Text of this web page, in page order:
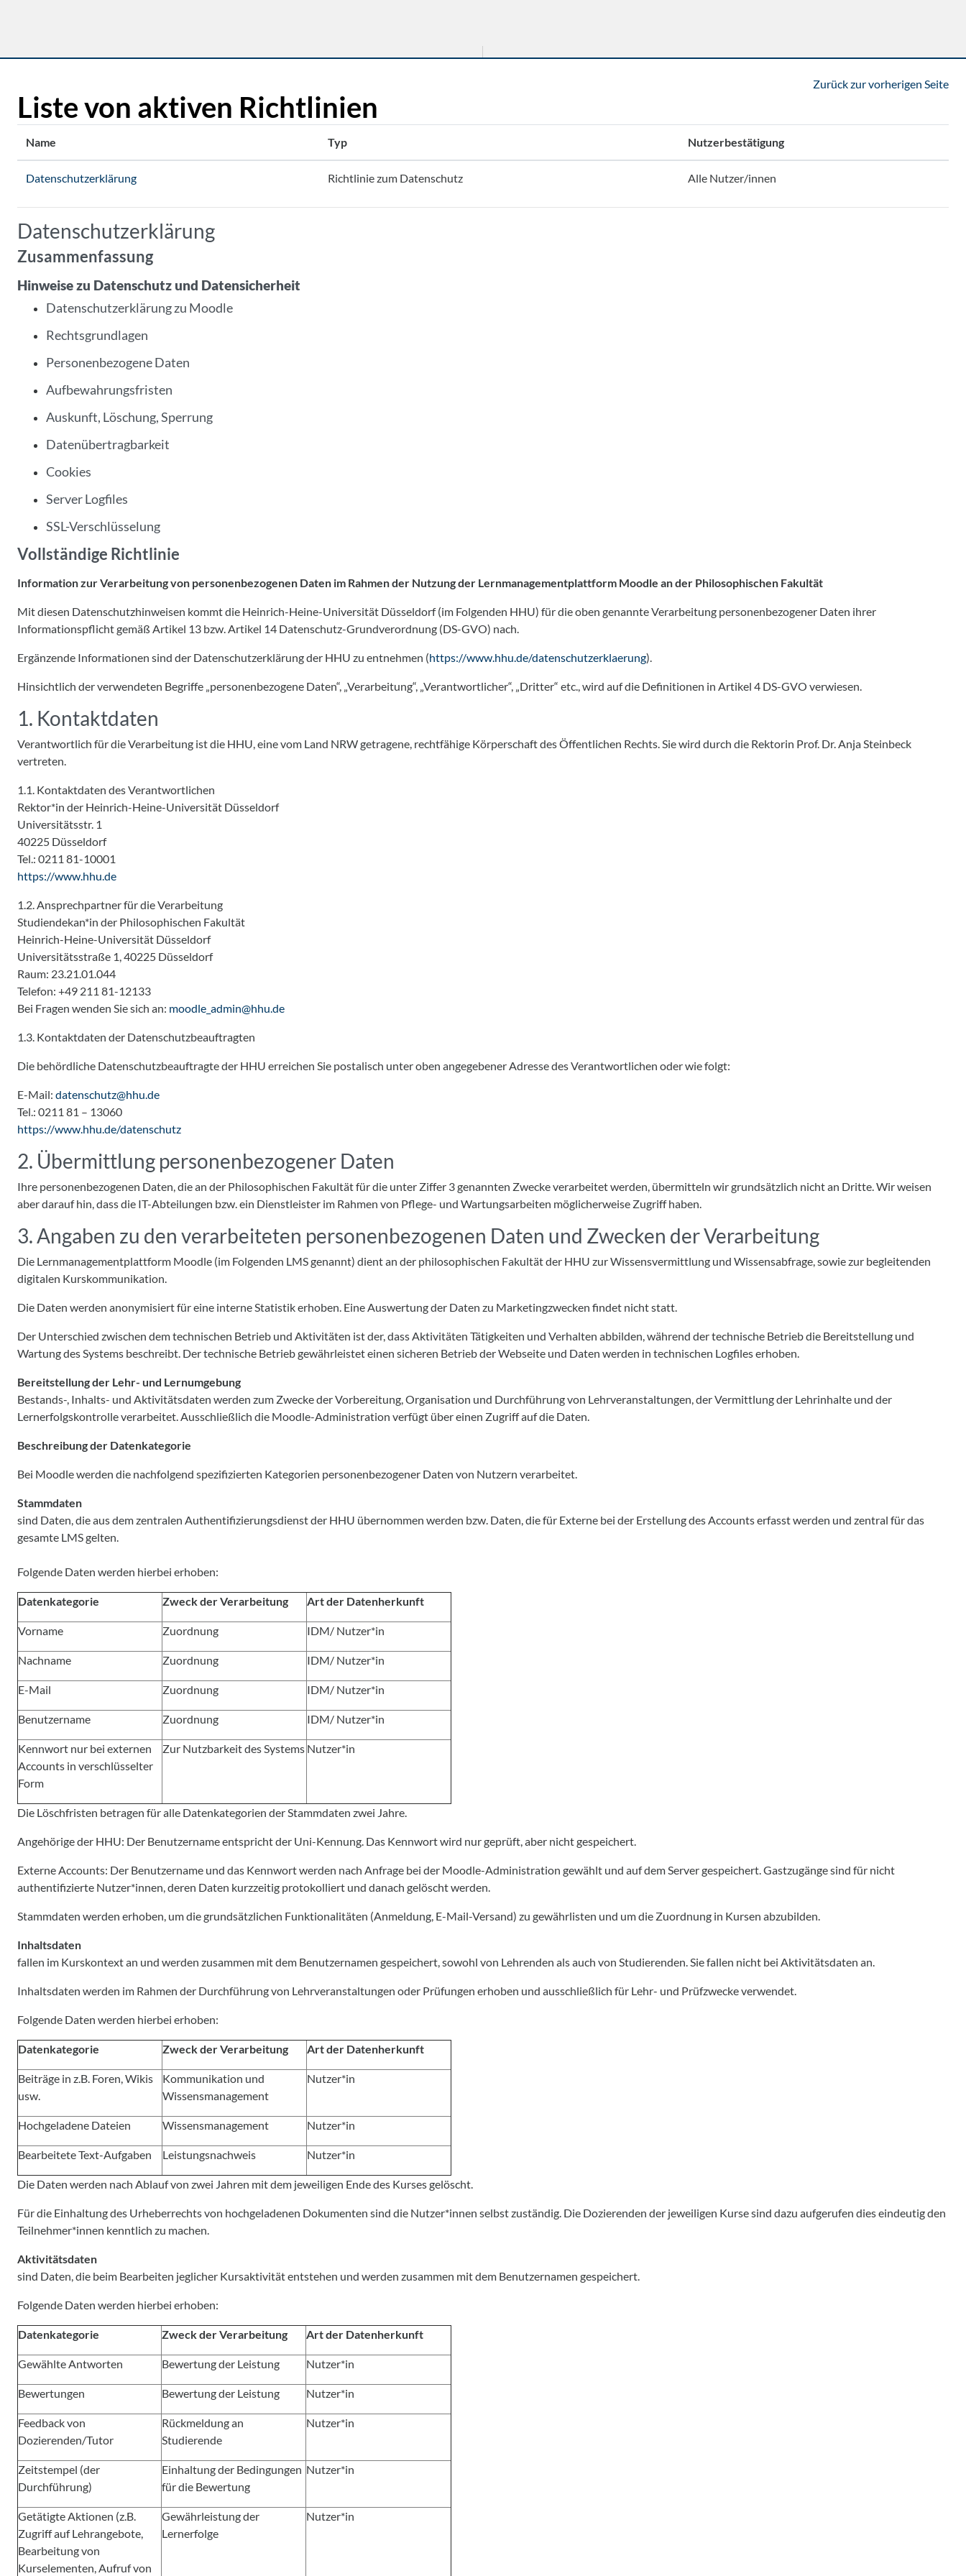
Zurück zur vorherigen Seite
Liste von aktiven Richtlinien
Name Typ Nutzerbestätigung
Datenschutzerklärung Richtlinie zum Datenschutz Alle Nutzer/innen
Datenschutzerklärung
Zusammenfassung
Hinweise zu Datenschutz und Datensicherheit
Datenschutzerklärung zu Moodle
Rechtsgrundlagen
Personenbezogene Daten
Aufbewahrungsfristen
Auskunft, Löschung, Sperrung
Datenübertragbarkeit
Cookies
Server Logfiles
SSL-Verschlüsselung
Vollständige Richtlinie
Information zur Verarbeitung von personenbezogenen Daten im Rahmen der Nutzung der Lernmanagementplattform Moodle an der Philosophischen Fakultät
Mit diesen Datenschutzhinweisen kommt die Heinrich-Heine-Universität Düsseldorf (im Folgenden HHU) für die oben genannte Verarbeitung personenbezogener Daten ihrer
Informationspflicht gemäß Artikel 13 bzw. Artikel 14 Datenschutz-Grundverordnung (DS-GVO) nach.
Ergänzende Informationen sind der Datenschutzerklärung der HHU zu entnehmen (https://www.hhu.de/datenschutzerklaerung).
Hinsichtlich der verwendeten Begriffe „personenbezogene Daten“, „Verarbeitung“, „Verantwortlicher“, „Dritter“ etc., wird auf die Definitionen in Artikel 4 DS-GVO verwiesen.
1. Kontaktdaten
Verantwortlich für die Verarbeitung ist die HHU, eine vom Land NRW getragene, rechtfähige Körperschaft des Öffentlichen Rechts. Sie wird durch die Rektorin Prof. Dr. Anja Steinbeck
vertreten.
1.1. Kontaktdaten des Verantwortlichen
Rektor*in der Heinrich-Heine-Universität Düsseldorf
Universitätsstr. 1
40225 Düsseldorf
Tel.: 0211 81-10001
https://www.hhu.de
1.2. Ansprechpartner für die Verarbeitung
Studiendekan*in der Philosophischen Fakultät
Heinrich-Heine-Universität Düsseldorf
Universitätsstraße 1, 40225 Düsseldorf
Raum: 23.21.01.044
Telefon: +49 211 81-12133
Bei Fragen wenden Sie sich an: moodle_admin@hhu.de
1.3. Kontaktdaten der Datenschutzbeauftragten
Die behördliche Datenschutzbeauftragte der HHU erreichen Sie postalisch unter oben angegebener Adresse des Verantwortlichen oder wie folgt:
E-Mail: datenschutz@hhu.de
Tel.: 0211 81 – 13060
https://www.hhu.de/datenschutz
2. Übermittlung personenbezogener Daten
Ihre personenbezogenen Daten, die an der Philosophischen Fakultät für die unter Ziffer 3 genannten Zwecke verarbeitet werden, übermitteln wir grundsätzlich nicht an Dritte. Wir weisen
aber darauf hin, dass die IT-Abteilungen bzw. ein Dienstleister im Rahmen von Pflege- und Wartungsarbeiten möglicherweise Zugriff haben.
3. Angaben zu den verarbeiteten personenbezogenen Daten und Zwecken der Verarbeitung
Die Lernmanagementplattform Moodle (im Folgenden LMS genannt) dient an der philosophischen Fakultät der HHU zur Wissensvermittlung und Wissensabfrage, sowie zur begleitenden
digitalen Kurskommunikation.
Die Daten werden anonymisiert für eine interne Statistik erhoben. Eine Auswertung der Daten zu Marketingzwecken findet nicht statt.
Der Unterschied zwischen dem technischen Betrieb und Aktivitäten ist der, dass Aktivitäten Tätigkeiten und Verhalten abbilden, während der technische Betrieb die Bereitstellung und
Wartung des Systems beschreibt. Der technische Betrieb gewährleistet einen sicheren Betrieb der Webseite und Daten werden in technischen Logfiles erhoben.
Bereitstellung der Lehr- und Lernumgebung
Bestands-, Inhalts- und Aktivitätsdaten werden zum Zwecke der Vorbereitung, Organisation und Durchführung von Lehrveranstaltungen, der Vermittlung der Lehrinhalte und der
Lernerfolgskontrolle verarbeitet. Ausschließlich die Moodle-Administration verfügt über einen Zugriff auf die Daten.
Beschreibung der Datenkategorie
Bei Moodle werden die nachfolgend spezifizierten Kategorien personenbezogener Daten von Nutzern verarbeitet.
Stammdaten
sind Daten, die aus dem zentralen Authentifizierungsdienst der HHU übernommen werden bzw. Daten, die für Externe bei der Erstellung des Accounts erfasst werden und zentral für das
gesamte LMS gelten.
Folgende Daten werden hierbei erhoben:
Datenkategorie Zweck der Verarbeitung Art der Datenherkunft
Vorname Zuordnung IDM/ Nutzer*in
Nachname Zuordnung IDM/ Nutzer*in
E-Mail Zuordnung IDM/ Nutzer*in
Benutzername Zuordnung IDM/ Nutzer*in
Kennwort nur bei externen
Accounts in verschlüsselter
Form
Zur Nutzbarkeit des Systems Nutzer*in
Die Löschfristen betragen für alle Datenkategorien der Stammdaten zwei Jahre.
Angehörige der HHU: Der Benutzername entspricht der Uni-Kennung. Das Kennwort wird nur geprüft, aber nicht gespeichert.
Externe Accounts: Der Benutzername und das Kennwort werden nach Anfrage bei der Moodle-Administration gewählt und auf dem Server gespeichert. Gastzugänge sind für nicht
authentifizierte Nutzer*innen, deren Daten kurzzeitig protokolliert und danach gelöscht werden.
Stammdaten werden erhoben, um die grundsätzlichen Funktionalitäten (Anmeldung, E-Mail-Versand) zu gewährlisten und um die Zuordnung in Kursen abzubilden.
Inhaltsdaten
fallen im Kurskontext an und werden zusammen mit dem Benutzernamen gespeichert, sowohl von Lehrenden als auch von Studierenden. Sie fallen nicht bei Aktivitätsdaten an.
Inhaltsdaten werden im Rahmen der Durchführung von Lehrveranstaltungen oder Prüfungen erhoben und ausschließlich für Lehr- und Prüfzwecke verwendet.
Folgende Daten werden hierbei erhoben:
Datenkategorie Zweck der Verarbeitung Art der Datenherkunft
Beiträge in z.B. Foren, Wikis
usw.
Kommunikation und
Wissensmanagement
Nutzer*in
Hochgeladene Dateien Wissensmanagement Nutzer*in
Bearbeitete Text-Aufgaben Leistungsnachweis Nutzer*in
Die Daten werden nach Ablauf von zwei Jahren mit dem jeweiligen Ende des Kurses gelöscht.
Für die Einhaltung des Urheberrechts von hochgeladenen Dokumenten sind die Nutzer*innen selbst zuständig. Die Dozierenden der jeweiligen Kurse sind dazu aufgerufen dies eindeutig den
Teilnehmer*innen kenntlich zu machen.
Aktivitätsdaten
sind Daten, die beim Bearbeiten jeglicher Kursaktivität entstehen und werden zusammen mit dem Benutzernamen gespeichert.
Folgende Daten werden hierbei erhoben:
Datenkategorie Zweck der Verarbeitung Art der Datenherkunft
Gewählte Antworten Bewertung der Leistung Nutzer*in
Bewertungen Bewertung der Leistung Nutzer*in
Feedback von
Dozierenden/Tutor
Rückmeldung an
Studierende
Nutzer*in
Zeitstempel (der
Durchführung)
Einhaltung der Bedingungen
für die Bewertung
Nutzer*in
Getätigte Aktionen (z.B.
Zugriff auf Lehrangebote,
Bearbeitung von
Kurselementen, Aufruf von
Gewährleistung der
Lernerfolge
Nutzer*in